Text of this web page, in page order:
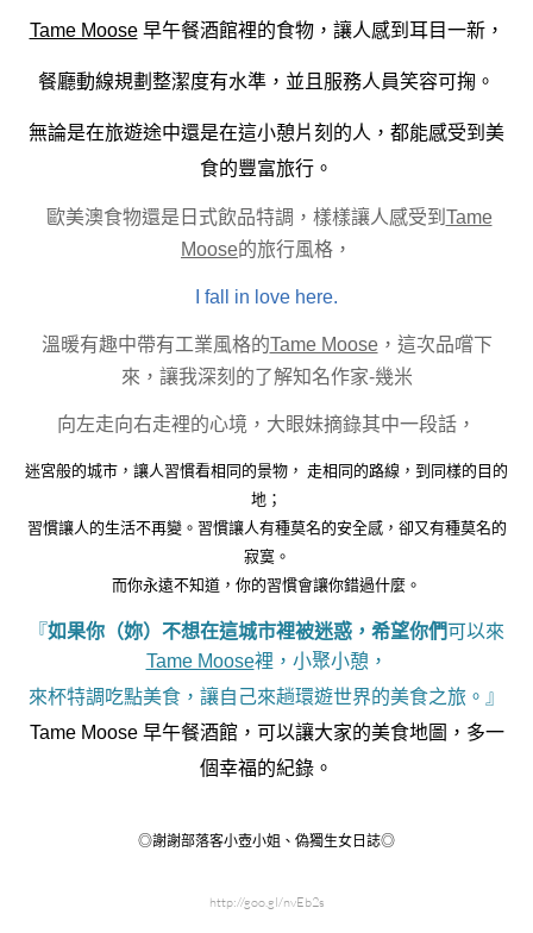
Tame Moose早午餐酒館裡的食物，讓人感到耳目一新，
餐廳動線規劃整潔度有水準，並且服務人員笑容可掬。
無論是在旅遊途中還是在這小憩片刻的人，都能感受到美
食的豐富旅行。
歐美澳食物還是日式飲品特調，樣樣讓人感受到 Tame
Moose的旅行風格，
I fall in love here.
溫暖有趣中帶有工業風格的Tame Moose，這次品嚐下
來，讓我深刻的了解知名作家-幾米
向左走向右走裡的心境，大眼妹摘錄其中一段話，
迷宮般的城市，讓人習慣看相同的景物， 走相同的路線，到同樣的目的
地；
習慣讓人的生活不再變。習慣讓人有種莫名的安全感，卻又有種莫名的
寂寞。
而你永遠不知道，你的習慣會讓你錯過什麼。
『如果你（妳）不想在這城市裡被迷惑，希望你們可以來
Tame Moose裡，小聚小憩，
來杯特調吃點美食，讓自己來趟環遊世界的美食之旅。 』
Tame Moose 早午餐酒館，可以讓大家的美食地圖，多一
個幸福的紀錄。
◎謝謝部落客小壺小姐、偽獨生女日誌◎
http://goo.gl/nvEb2s